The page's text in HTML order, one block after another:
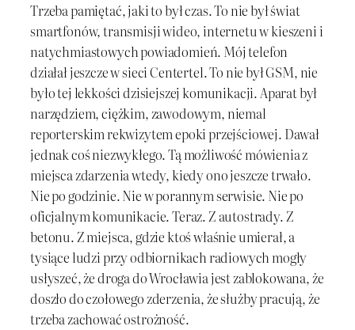
Trzeba pamiętać, jaki to był czas. To nie był świat
smartfonów, transmisji wideo, internetu w kieszeni i
natychmiastowych powiadomień. Mój telefon
działał jeszcze w sieci Centertel. To nie był GSM, nie
było tej lekkości dzisiejszej komunikacji. Aparat był
narzędziem, ciężkim, zawodowym, niemal
reporterskim rekwizytem epoki przejściowej. Dawał
jednak coś niezwykłego. Tą możliwość mówienia z
miejsca zdarzenia wtedy, kiedy ono jeszcze trwało.
Nie po godzinie. Nie w porannym serwisie. Nie po
oficjalnym komunikacie. Teraz. Z autostrady. Z
betonu. Z miejsca, gdzie ktoś właśnie umierał, a
tysiące ludzi przy odbiornikach radiowych mogły
usłyszeć, że droga do Wrocławia jest zablokowana, że
doszło do czołowego zderzenia, że służby pracują, że
trzeba zachować ostrożność.